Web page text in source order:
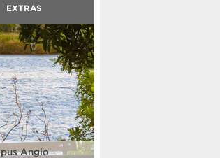
EXTRAS
Anglo